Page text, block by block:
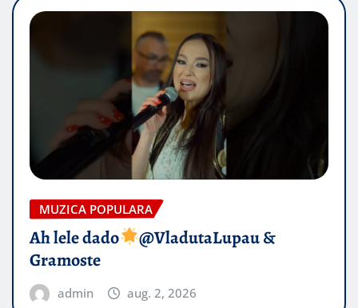
MUZICA POPULARA
Ah lele dado​
@VladutaLupau &
Gramoste
admin aug. 2, 2026